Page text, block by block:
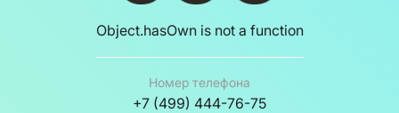
Object.hasOwn is not a function
Номер телефона
+7 (499) 444-76-75